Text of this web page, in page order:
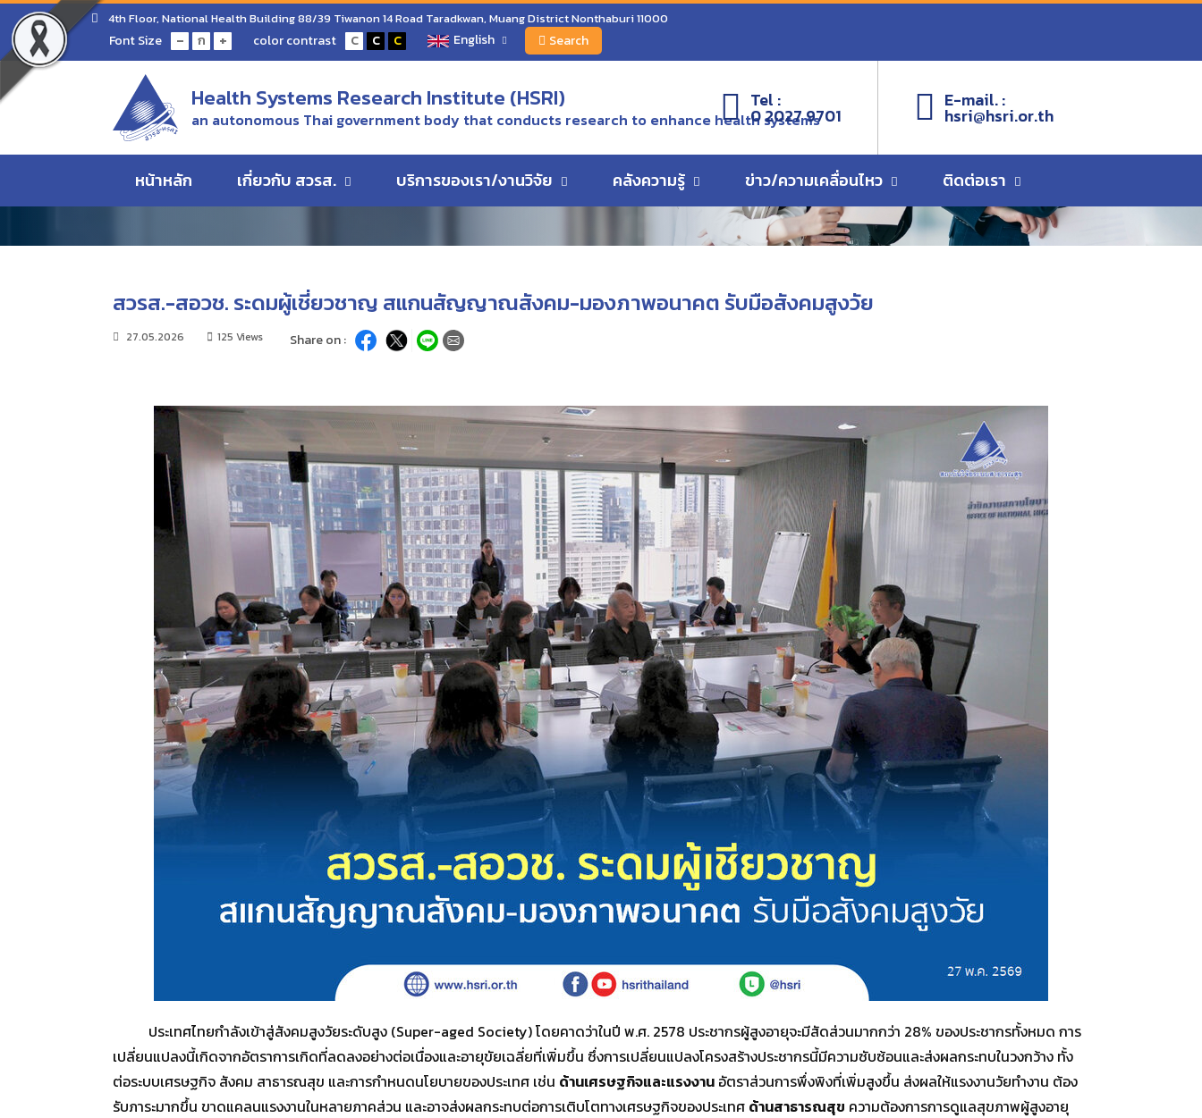
4th Floor, National Health Building 88/39 Tiwanon 14 Road Taradkwan, Muang District Nonthaburi 11000
Font Size - ก + color contrast C C C English Search
Health Systems Research Institute (HSRI)
an autonomous Thai government body that conducts research to enhance health systems
Tel :
0 2027 9701
E-mail. :
hsri@hsri.or.th
หน้าหลัก เกี่ยวกับ สวรส. บริการของเรา/งานวิจัย คลังความรู้ ข่าว/ความเคลื่อนไหว ติดต่อเรา
Home ข่าว/ความเคลื่อนไหว สวรส.-สอวช. ระดมผู้เชี่ยวชาญ สแกนสัญญาณสังคม-มองภาพอนาคต รับมือสังคมสูงวัย
ข่าว/ความเคลื่อนไหว
ข่าว/ความเคลื่อนไหว
สวรส.-สอวช. ระดมผู้เชี่ยวชาญ สแกนสัญญาณสังคม-มองภาพอนาคต รับมือสังคมสูงวัย
27.05.2026 125 Views Share on :
ประเทศไทยกำลังเข้าสู่สังคมสูงวัยระดับสูง (Super-aged Society) โดยคาดว่าในปี พ.ศ. 2578 ประชากรผู้สูงอายุจะมีสัดส่วนมากกว่า 28% ของประชากรทั้งหมด การ
เปลี่ยนแปลงนี้เกิดจากอัตราการเกิดที่ลดลงอย่างต่อเนื่องและอายุขัยเฉลี่ยที่เพิ่มขึ้น ซึ่งการเปลี่ยนแปลงโครงสร้างประชากรนี้มีความซับซ้อนและส่งผลกระทบในวงกว้าง ทั้ง
ต่อระบบเศรษฐกิจ สังคม สาธารณสุข และการกำหนดนโยบายของประเทศ เช่น ด้านเศรษฐกิจและแรงงาน อัตราส่วนการพึ่งพิงที่เพิ่มสูงขึ้น ส่งผลให้แรงงานวัยทำงาน ต้อง
รับภาระมากขึ้น ขาดแคลนแรงงานในหลายภาคส่วน และอาจส่งผลกระทบต่อการเติบโตทางเศรษฐกิจของประเทศ ด้านสาธารณสุข ความต้องการการดูแลสุขภาพผู้สูงอายุ